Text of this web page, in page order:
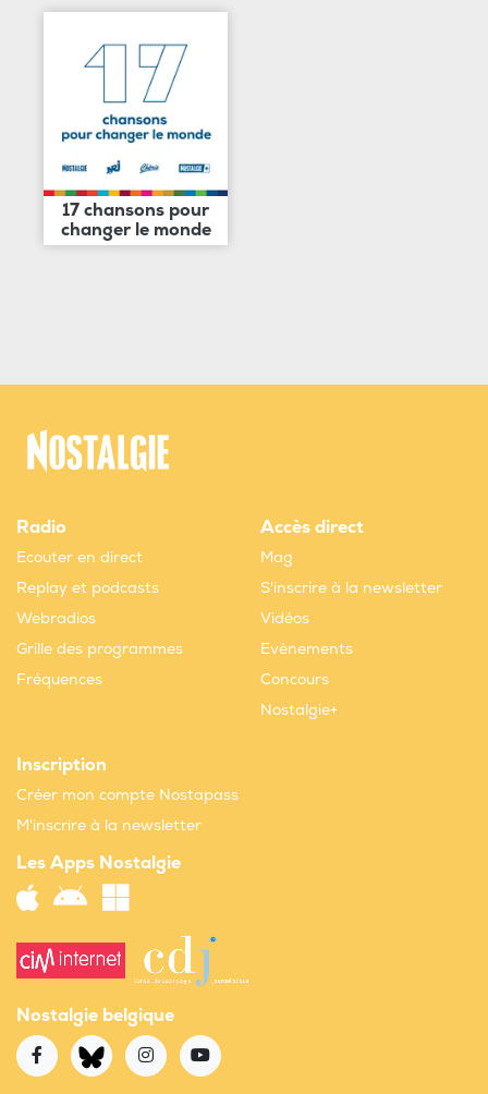
17 chansons pour
changer le monde
Radio
Ecouter en direct
Replay et podcasts
Webradios
Grille des programmes
Fréquences
Accès direct
Mag
S'inscrire à la newsletter
Vidéos
Evènements
Concours
Nostalgie+
Inscription
Créer mon compte Nostapass
M'inscrire à la newsletter
Les Apps Nostalgie
Nostalgie belgique